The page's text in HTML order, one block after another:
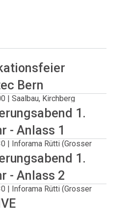
Bern
| Saalbau, Kirchberg
1.
- Anlass 1
| Inforama Rütti (Grosser
1.
- Anlass 2
| Inforama Rütti (Grosser